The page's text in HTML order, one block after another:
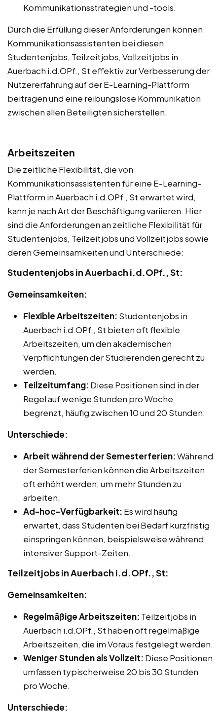
Kommunikationsstrategien und -tools.
Durch die Erfüllung dieser Anforderungen können
Kommunikationsassistenten bei diesen
Studentenjobs, Teilzeitjobs, Vollzeitjobs in
Auerbach i.d.OPf., St effektiv zur Verbesserung der
Nutzererfahrung auf der E-Learning-Plattform
beitragen und eine reibungslose Kommunikation
zwischen allen Beteiligten sicherstellen.
Arbeitszeiten
Die zeitliche Flexibilität, die von
Kommunikationsassistenten für eine E-Learning-
Plattform in Auerbach i.d.OPf., St erwartet wird,
kann je nach Art der Beschäftigung variieren. Hier
sind die Anforderungen an zeitliche Flexibilität für
Studentenjobs, Teilzeitjobs und Vollzeitjobs sowie
deren Gemeinsamkeiten und Unterschiede:
Studentenjobs in Auerbach i.d.OPf., St:
Gemeinsamkeiten:
Flexible Arbeitszeiten: Studentenjobs in
Auerbach i.d.OPf., St bieten oft flexible
Arbeitszeiten, um den akademischen
Verpflichtungen der Studierenden gerecht zu
werden.
Teilzeitumfang: Diese Positionen sind in der
Regel auf wenige Stunden pro Woche
begrenzt, häufig zwischen 10 und 20 Stunden.
Unterschiede:
Arbeit während der Semesterferien:Während
der Semesterferien können die Arbeitszeiten
oft erhöht werden, um mehr Stunden zu
arbeiten.
Ad-hoc-Verfügbarkeit: Es wird häufig
erwartet, dass Studenten bei Bedarf kurzfristig
einspringen können, beispielsweise während
intensiver Support-Zeiten.
Teilzeitjobs in Auerbach i.d.OPf., St:
Gemeinsamkeiten:
Regelmäßige Arbeitszeiten: Teilzeitjobs in
Auerbach i.d.OPf., St haben oft regelmäßige
Arbeitszeiten, die im Voraus festgelegt werden.
Weniger Stunden als Vollzeit: Diese Positionen
umfassen typischerweise 20 bis 30 Stunden
pro Woche.
Unterschiede: